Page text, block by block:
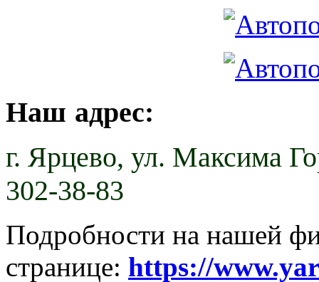
Наш адрес:
г. Ярцево, ул. Максима
302-38-83
Подробности на нашей
странице: https://